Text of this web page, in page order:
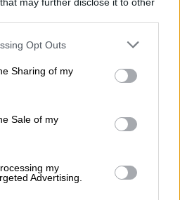
app uses one or more Google
behaviour. You may click to
and its third-party tags to
purposes in below Google
Opt Outs
Sharing of my
Sale of my
my
Advertising.
video
ΠΟΥ και Ισπανίδα